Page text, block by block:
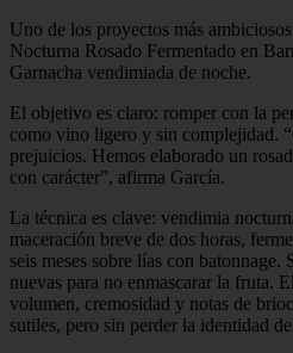
Uno de los proyectos más
Nocturna Rosado Fermentado en
Garnacha vendimiada de noche.
El objetivo es claro: romper con la
como vino ligero y sin complejidad.
prejuicios. Hemos elaborado un
con carácter”, afirma García.
La técnica es clave: vendimia
maceración breve de dos horas,
seis meses sobre lías con
nuevas para no enmascarar la fruta.
volumen, cremosidad y notas de
sutiles, pero sin perder la identidad